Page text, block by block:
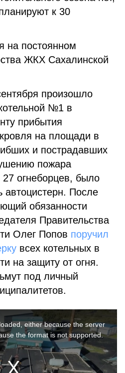
к 30
на постоянном
ЖКХ Сахалинской
произошло
№1 в
прибытия
на площади в
и пострадавших
пожара
огнеборцев, было
автоцистерн. После
обязанности
Правительства
Олег Попов поручил
всех котельных в
на защиту от огня.
под личный
either because the server
the format is not supported.